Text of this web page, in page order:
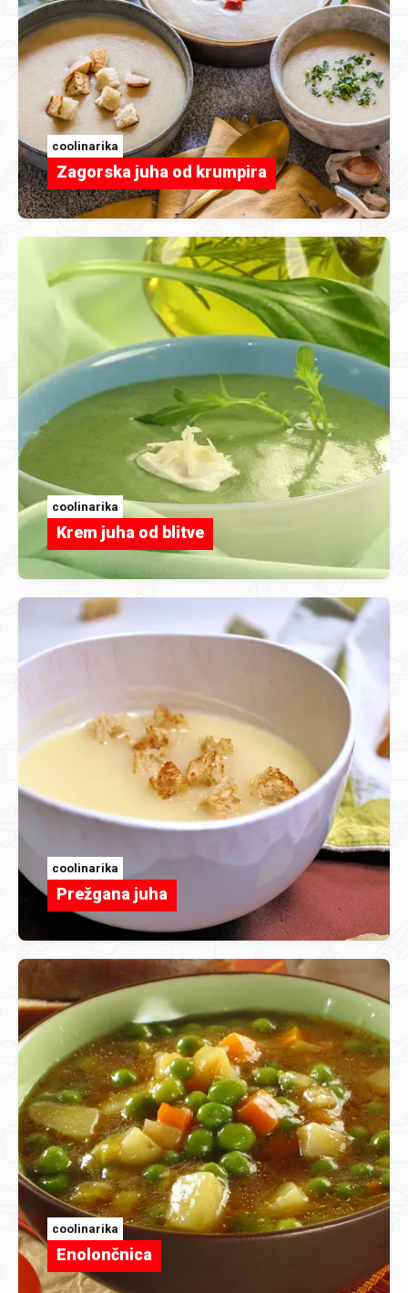
coolinarika
Zagorska juha od krumpira
coolinarika
Krem juha od blitve
coolinarika
Prežgana juha
coolinarika
Enolončnica